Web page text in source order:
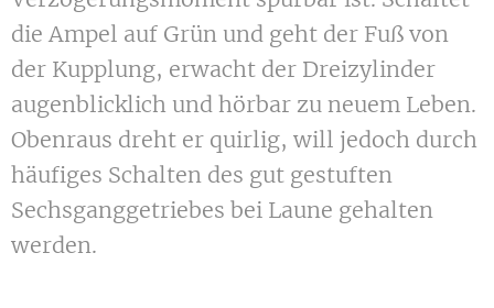
die Ampel auf Grün und geht der Fuß von
der Kupplung, erwacht der Dreizylinder
augenblicklich und hörbar zu neuem Leben.
Obenraus dreht er quirlig, will jedoch durch
häufiges Schalten des gut gestuften
Sechsganggetriebes bei Laune gehalten
werden.